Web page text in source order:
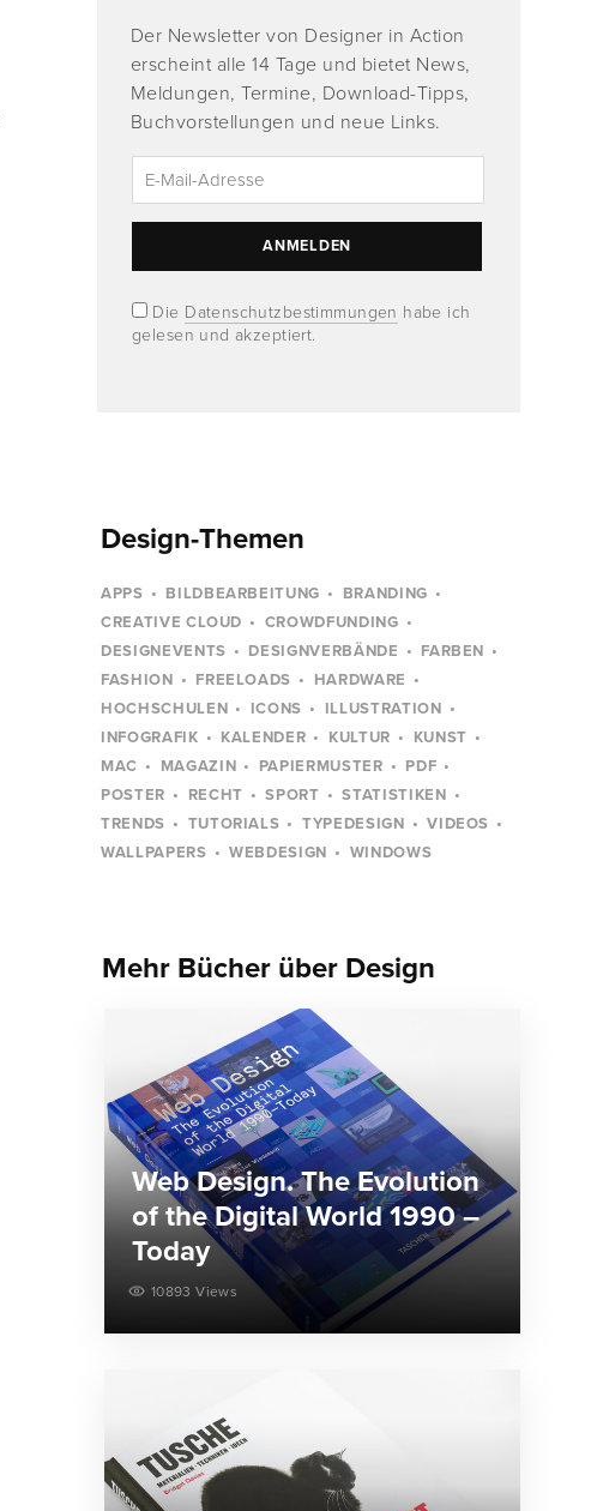
Der Newsletter von Designer in Action
erscheint alle 14 Tage und bietet News,
Meldungen, Termine, Download-Tipps,
Buchvorstellungen und neue Links.
Die Datenschutzbestimmungen habe ich
gelesen und akzeptiert.
Design-Themen
APPS BILDBEARBEITUNG
BRANDING
CREATIVE CLOUD
CROWDFUNDING
DESIGNEVENTS
DESIGNVERBÄNDE
FARBEN
FASHION
FREELOADS
HARDWARE
HOCHSCHULEN
ICONS
ILLUSTRATION
INFOGRAFIK
KALENDER KULTUR
KUNST
MAC
MAGAZIN PAPIERMUSTER
PDF
POSTER
RECHT SPORT
STATISTIKEN
TRENDS
TUTORIALS TYPEDESIGN
VIDEOS
WALLPAPERS
WEBDESIGN WINDOWS
Mehr Bücher über Design
Web Design. The Evolution
of the Digital World 1990 –
Today
10893 Views